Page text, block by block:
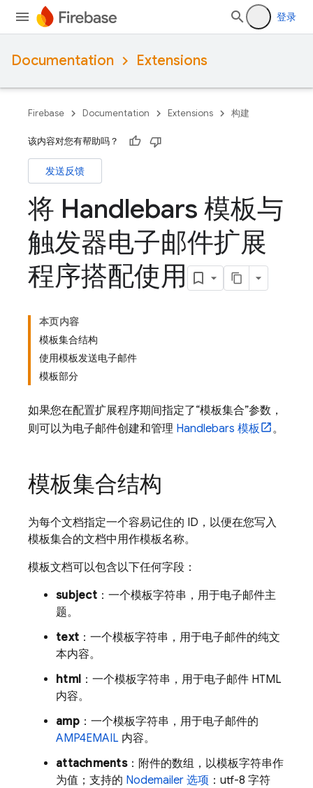
登录
Documentation Extensions
Firebase Documentation Extensions 构建
该内容对您有帮助吗？
发送反馈
将 Handlebars 模板与
触发器电子邮件扩展
程序搭配使用
本页内容
模板集合结构
使用模板发送电子邮件
模板部分
如果您在配置扩展程序期间指定了“模板集合”参数，
则可以为电子邮件创建和管理 Handlebars 模板 。
模板集合结构
为每个文档指定一个容易记住的 ID，以便在您写入
模板集合的文档中用作模板名称。
模板文档可以包含以下任何字段：
subject：一个模板字符串，用于电子邮件主
题。
text ：一个模板字符串，用于电子邮件的纯文
本内容。
html ：一个模板字符串，用于电子邮件 HTML
内容。
amp：一个模板字符串，用于电子邮件的
AMP4EMAIL 内容。
attachments：附件的数组，以模板字符串作
为值；支持的 Nodemailer 选项 ：utf-8 字符